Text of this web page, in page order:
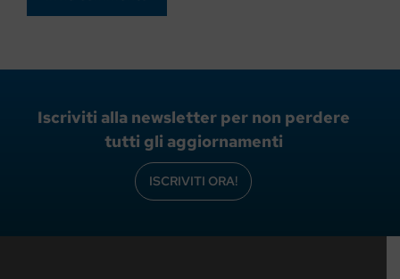
Iscriviti alla newsletter per non perdere
tutti gli aggiornamenti
ISCRIVITI ORA!